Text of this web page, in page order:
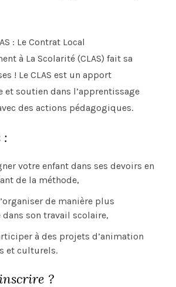
: Le Contrat Local
à La Scolarité (CLAS) fait sa
! Le CLAS est un apport
soutien dans l’apprentissage
des actions pédagogiques.
:
votre enfant dans ses devoirs en
de la méthode,
de manière plus
son travail scolaire,
à des projets d’animation
et culturels.
?